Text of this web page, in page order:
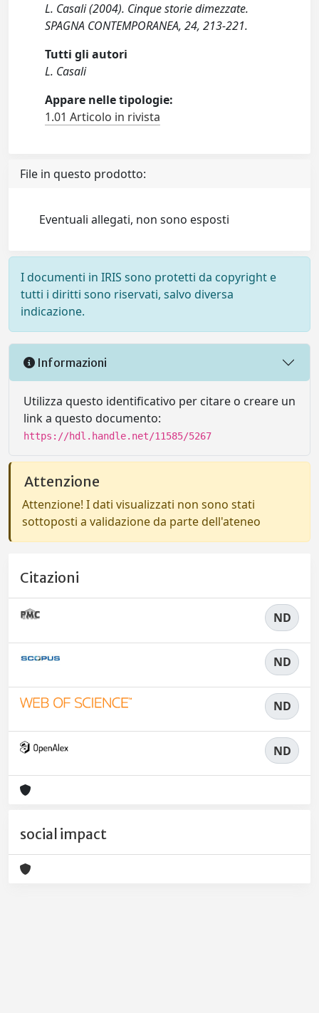
L. Casali (2004). Cinque storie dimezzate.
SPAGNA CONTEMPORANEA, 24, 213-221.
Tutti gli autori
L. Casali
Appare nelle tipologie:
1.01 Articolo in rivista
File in questo prodotto:
Eventuali allegati, non sono esposti
I documenti in IRIS sono protetti da copyright e
tutti i diritti sono riservati, salvo diversa
indicazione.
Informazioni
Utilizza questo identificativo per citare o creare un
link a questo documento:
https://hdl.handle.net/11585/5267
Attenzione
Attenzione! I dati visualizzati non sono stati
sottoposti a validazione da parte dell'ateneo
Citazioni
ND
ND
ND
ND
social impact